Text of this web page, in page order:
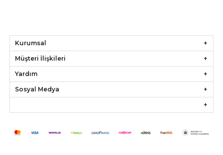
Kurumsal
Müşteri İlişkileri
Yardım
Sosyal Medya